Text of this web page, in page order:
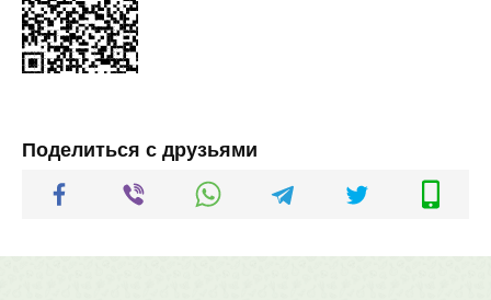
Поделиться с друзьями